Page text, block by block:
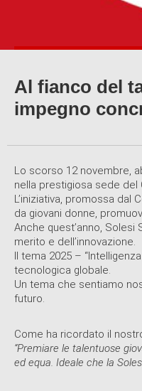
Al fianco del
impegno
Lo scorso 12 novembre,
nella prestigiosa sede del
L’iniziativa, promossa dal
da giovani donne,
Anche quest’anno,
merito e dell’innovazione.
Il tema 2025 –
tecnologica globale.
Un tema che sentiamo
futuro.
Come ha ricordato il
“Premiare le talentuose
ed equa. Ideale che la